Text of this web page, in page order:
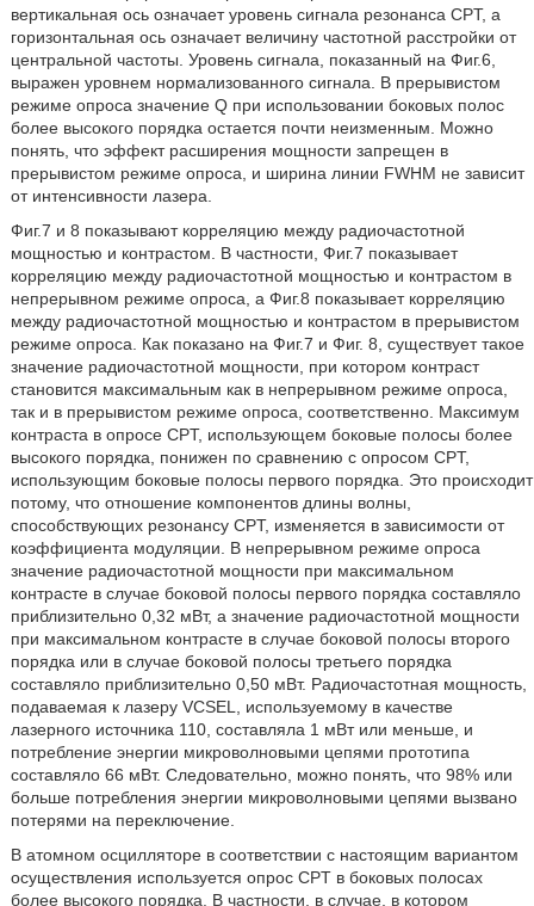
вертикальная ось означает уровень сигнала резонанса CPT, а
горизонтальная ось означает величину частотной расстройки от
центральной частоты. Уровень сигнала, показанный на Фиг.6,
выражен уровнем нормализованного сигнала. В прерывистом
режиме опроса значение Q при использовании боковых полос
более высокого порядка остается почти неизменным. Можно
понять, что эффект расширения мощности запрещен в
прерывистом режиме опроса, и ширина линии FWHM не зависит
от интенсивности лазера.
Фиг.7 и 8 показывают корреляцию между радиочастотной
мощностью и контрастом. В частности, Фиг.7 показывает
корреляцию между радиочастотной мощностью и контрастом в
непрерывном режиме опроса, а Фиг.8 показывает корреляцию
между радиочастотной мощностью и контрастом в прерывистом
режиме опроса. Как показано на Фиг.7 и Фиг. 8, существует такое
значение радиочастотной мощности, при котором контраст
становится максимальным как в непрерывном режиме опроса,
так и в прерывистом режиме опроса, соответственно. Максимум
контраста в опросе CPT, использующем боковые полосы более
высокого порядка, понижен по сравнению с опросом CPT,
использующим боковые полосы первого порядка. Это происходит
потому, что отношение компонентов длины волны,
способствующих резонансу CPT, изменяется в зависимости от
коэффициента модуляции. В непрерывном режиме опроса
значение радиочастотной мощности при максимальном
контрасте в случае боковой полосы первого порядка составляло
приблизительно 0,32 мВт, а значение радиочастотной мощности
при максимальном контрасте в случае боковой полосы второго
порядка или в случае боковой полосы третьего порядка
составляло приблизительно 0,50 мВт. Радиочастотная мощность,
подаваемая к лазеру VCSEL, используемому в качестве
лазерного источника 110, составляла 1 мВт или меньше, и
потребление энергии микроволновыми цепями прототипа
составляло 66 мВт. Следовательно, можно понять, что 98% или
больше потребления энергии микроволновыми цепями вызвано
потерями на переключение.
В атомном осцилляторе в соответствии с настоящим вариантом
осуществления используется опрос CPT в боковых полосах
более высокого порядка. В частности, в случае, в котором